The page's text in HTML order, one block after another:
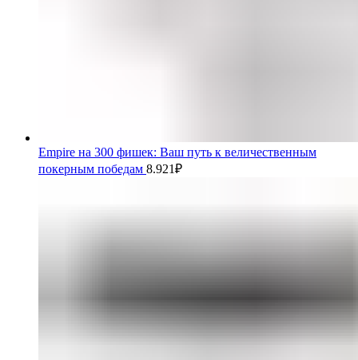
Empire на 300 фишек: Ваш путь к величественным
покерным победам 8.921₽